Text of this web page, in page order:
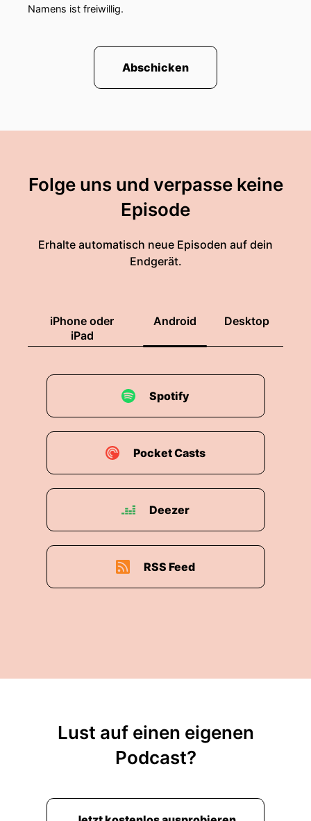
Namens ist freiwillig.
Abschicken
Folge uns und verpasse keine
Episode
Erhalte automatisch neue Episoden auf dein
Endgerät.
iPhone oder
iPad
Android Desktop
Spotify
Pocket Casts
Deezer
RSS Feed
Lust auf einen eigenen
Podcast?